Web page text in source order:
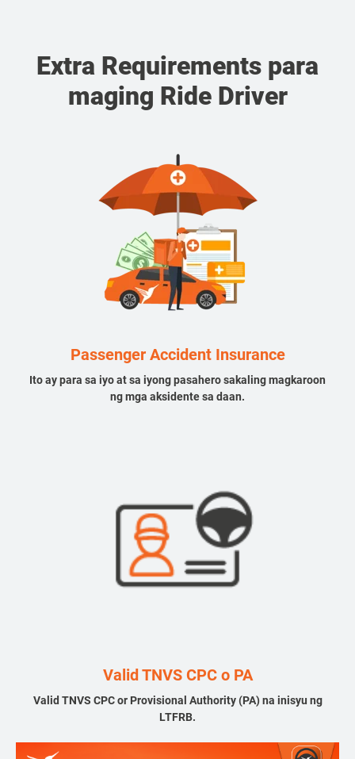
Extra Requirements para
maging Ride Driver
Passenger Accident Insurance
Ito ay para sa iyo at sa iyong pasahero sakaling magkaroon
ng mga aksidente sa daan.
Valid TNVS CPC o PA
Valid TNVS CPC or Provisional Authority (PA) na inisyu ng
LTFRB.